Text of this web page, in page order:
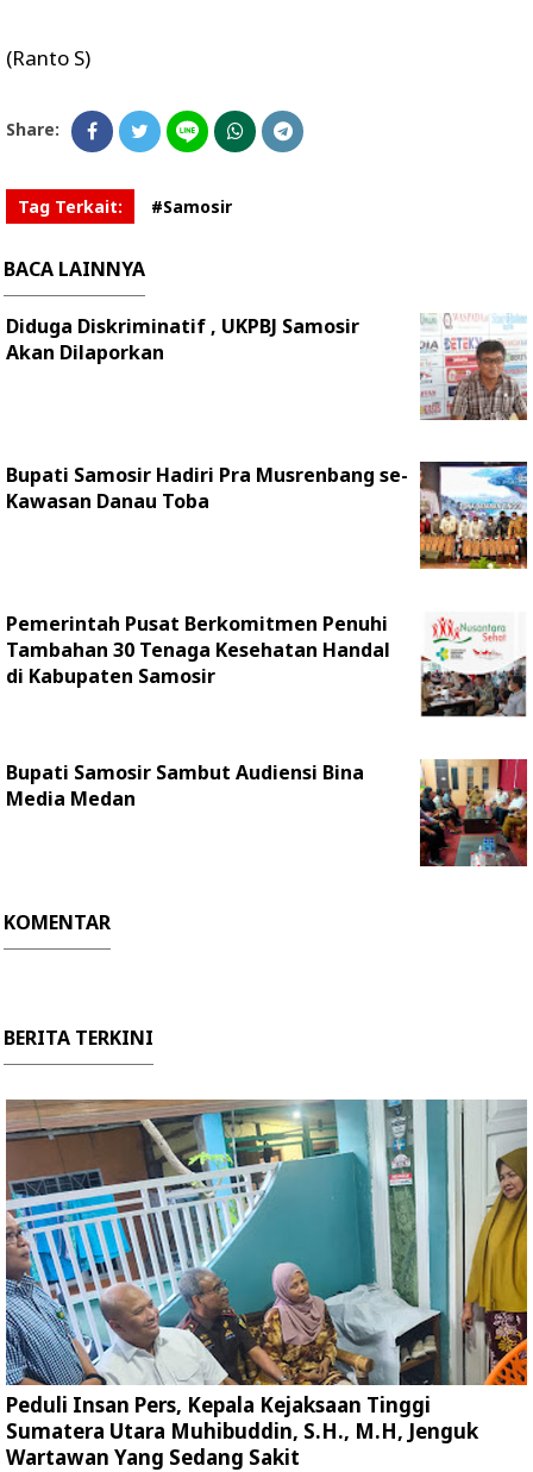
(Ranto S)
Share:
Tag Terkait: #Samosir
BACA LAINNYA
Diduga Diskriminatif , UKPBJ Samosir
Akan Dilaporkan
Bupati Samosir Hadiri Pra Musrenbang se-
Kawasan Danau Toba
Pemerintah Pusat Berkomitmen Penuhi
Tambahan 30 Tenaga Kesehatan Handal
di Kabupaten Samosir
Bupati Samosir Sambut Audiensi Bina
Media Medan
KOMENTAR
BERITA TERKINI
Peduli Insan Pers, Kepala Kejaksaan Tinggi
Sumatera Utara Muhibuddin, S.H., M.H, Jenguk
Wartawan Yang Sedang Sakit